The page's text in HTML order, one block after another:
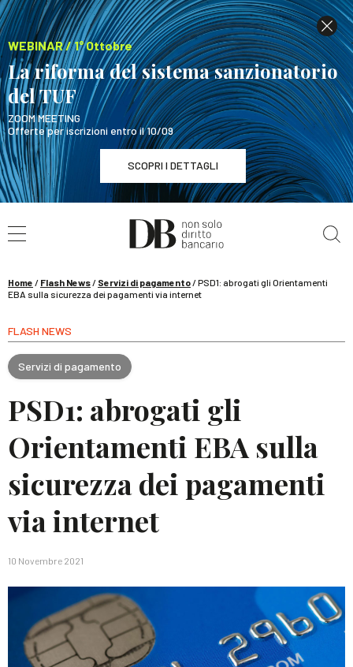
WEBINAR / 1° Ottobre
La riforma del sistema sanzionatorio
del TUF
ZOOM MEETING
Offerte per iscrizioni entro il 10/09
SCOPRI I DETTAGLI
WEBINAR / 1° Ottobre
La riforma del sistema sanzionatorio del TUF
Home / Flash News/ Servizi di pagamento/PSD1: abrogati gli Orientamenti
EBA sulla sicurezza dei pagamenti via internet
FLASH NEWS
Servizi di pagamento
PSD1: abrogati gli
Orientamenti EBA sulla
sicurezza dei pagamenti
via internet
10 Novembre 2021